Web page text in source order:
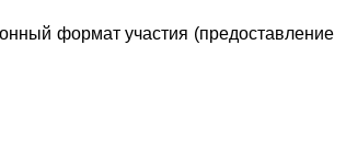
формат участия (предоставление